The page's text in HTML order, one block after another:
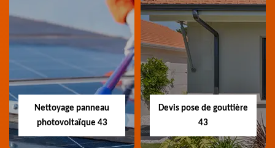
Couvreur
charpentier 43
Artisan couvreur
charpentier 43 Haute-
Couvreur zingueur
Artisan couvreur
zingueur 43 Haute-Loire
Nettoyage panneau
photovoltaïque 43
Devis pose de gouttière
43